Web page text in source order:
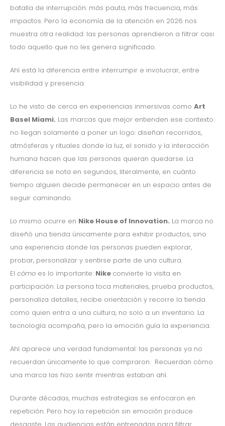
batalla de interrupción: más pauta, más frecuencia, más
impactos. Pero la economía de la atención en 2026 nos
muestra otra realidad: las personas aprendieron a filtrar casi
todo aquello que no les genera significado.
Ahí está la diferencia entre interrumpir e involucrar, entre
visibilidad y presencia.
Lo he visto de cerca en experiencias inmersivas como Art
Basel Miami. Las marcas que mejor entienden ese contexto
no llegan solamente a poner un logo: diseñan recorridos,
atmósferas y rituales donde la luz, el sonido y la interacción
humana hacen que las personas quieran quedarse. La
diferencia se nota en segundos, literalmente, en cuánto
tiempo alguien decide permanecer en un espacio antes de
seguir caminando.
Lo mismo ocurre en Nike House of Innovation. La marca no
diseñó una tienda únicamente para exhibir productos, sino
una experiencia donde las personas pueden explorar,
probar, personalizar y sentirse parte de una cultura.
El cómo es lo importante: Nike convierte la visita en
participación. La persona toca materiales, prueba productos,
personaliza detalles, recibe orientación y recorre la tienda
como quien entra a una cultura, no solo a un inventario. La
tecnología acompaña, pero la emoción guía la experiencia.
Ahí aparece una verdad fundamental: las personas ya no
recuerdan únicamente lo que compraron. Recuerdan cómo
una marca las hizo sentir mientras estaban ahí.
Durante décadas, muchas estrategias se enfocaron en
repetición. Pero hoy la repetición sin emoción produce